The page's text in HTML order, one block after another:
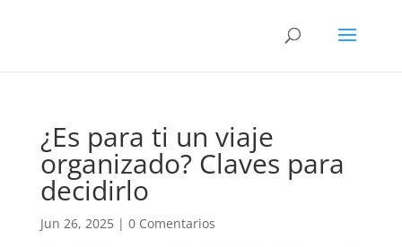
¿Es para ti un viaje
organizado? Claves para
decidirlo
Jun 26, 2025| 0 Comentarios